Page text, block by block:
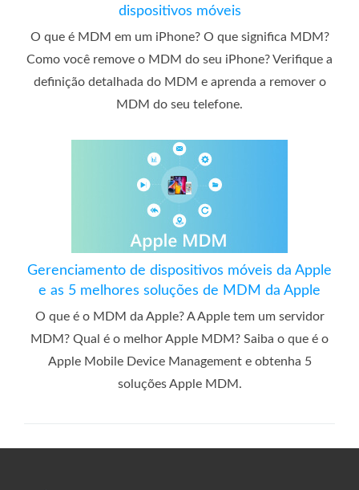
dispositivos móveis
O que é MDM em um iPhone? O que significa MDM?
Como você remove o MDM do seu iPhone? Verifique a
definição detalhada do MDM e aprenda a remover o
MDM do seu telefone.
Gerenciamento de dispositivos móveis da Apple
e as 5 melhores soluções de MDM da Apple
O que é o MDM da Apple? A Apple tem um servidor
MDM? Qual é o melhor Apple MDM? Saiba o que é o
Apple Mobile Device Management e obtenha 5
soluções Apple MDM.